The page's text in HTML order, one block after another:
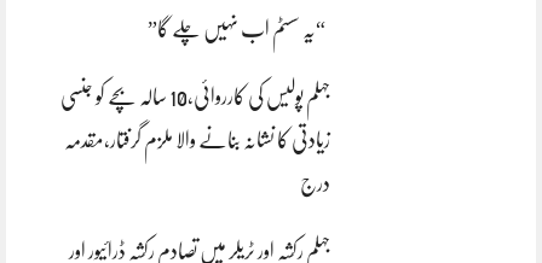
“یہ سسٹم اب نہیں چلے گا”
جہلم پولیس کی کارروائی،10 سالہ بچے کو جنسی
زیادتی کا نشانہ بنانے والا ملزم گرفتار،مقدمہ
درج
جہلم رکشہ اور ٹریلر میں تصادم رکشہ ڈرائیور اور